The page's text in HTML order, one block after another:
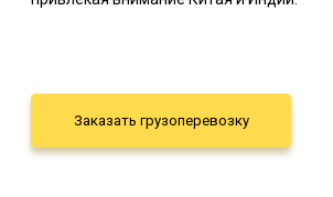
инвестиции в логистику и порты. Это
перспективы для международного
Заказать грузоперевозку